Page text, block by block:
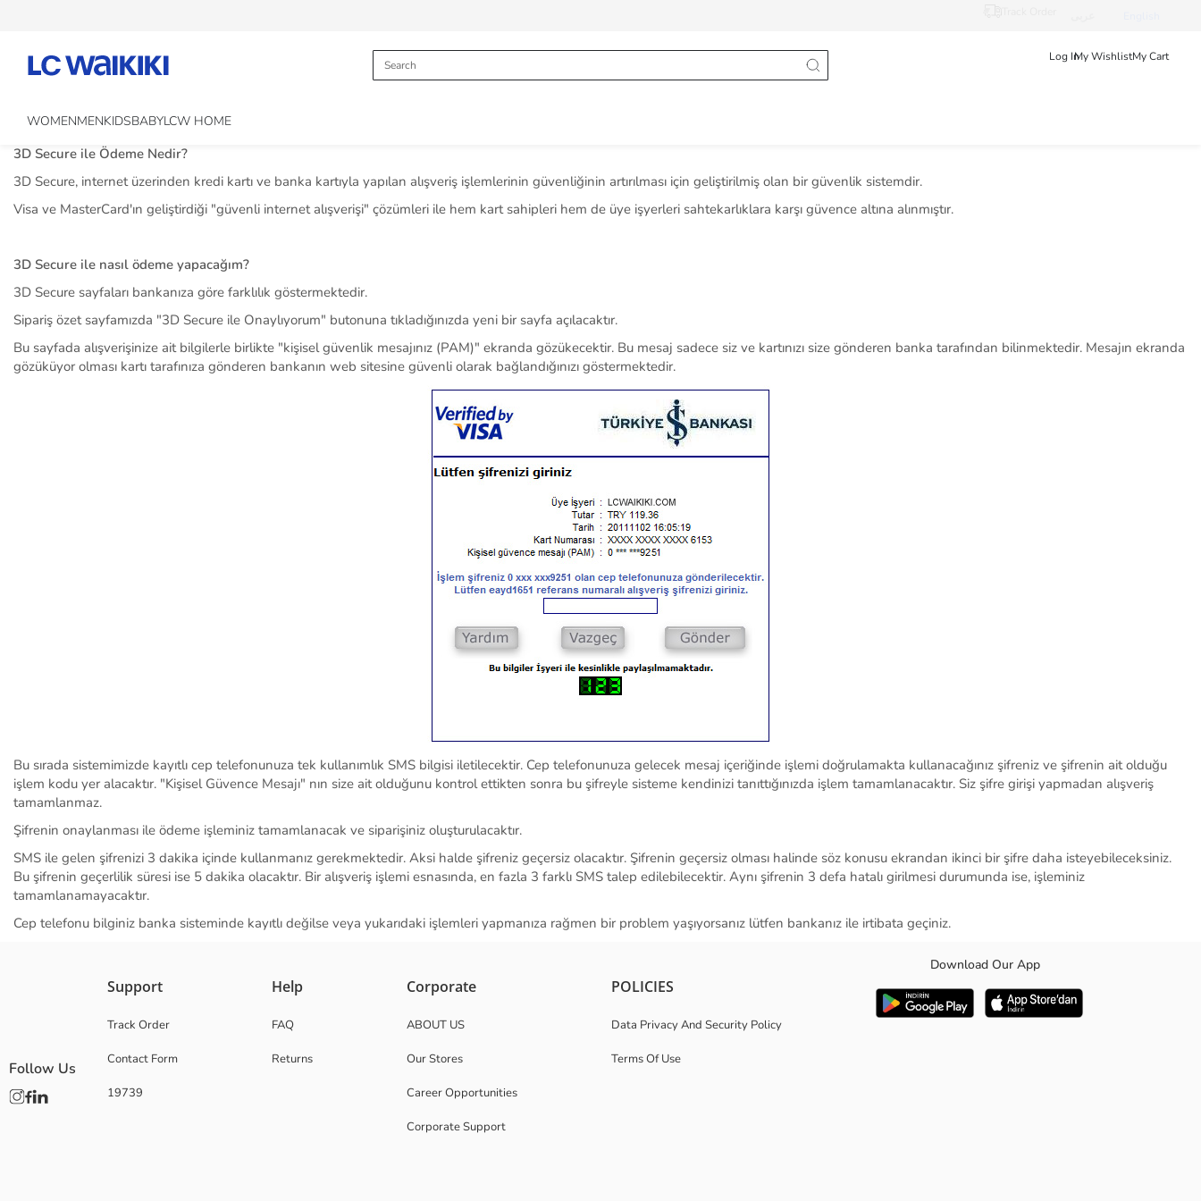
Log InMy WishlistMy Cart
WOMENMENKIDSBABYLCW HOME
3D Secure ile Ödeme Nedir?
3D Secure, internet üzerinden kredi kartı ve banka kartıyla yapılan alışveriş işlemlerinin güvenliğinin artırılması için geliştirilmiş olan bir güvenlik sistemdir.
Visa ve MasterCard'ın geliştirdiği "güvenli internet alışverişi" çözümleri ile hem kart sahipleri hem de üye işyerleri sahtekarlıklara karşı güvence altına alınmıştır.
3D Secure ile nasıl ödeme yapacağım?
3D Secure sayfaları bankanıza göre farklılık göstermektedir.
Sipariş özet sayfamızda "3D Secure ile Onaylıyorum" butonuna tıkladığınızda yeni bir sayfa açılacaktır.
Bu sayfada alışverişinize ait bilgilerle birlikte "kişisel güvenlik mesajınız (PAM)" ekranda gözükecektir. Bu mesaj sadece siz ve kartınızı size gönderen banka tarafından bilinmektedir. Mesajın ekranda
gözüküyor olması kartı tarafınıza gönderen bankanın web sitesine güvenli olarak bağlandığınızı göstermektedir.
Bu sırada sistemimizde kayıtlı cep telefonunuza tek kullanımlık SMS bilgisi iletilecektir. Cep telefonunuza gelecek mesaj içeriğinde işlemi doğrulamakta kullanacağınız şifreniz ve şifrenin ait olduğu
işlem kodu yer alacaktır. "Kişisel Güvence Mesajı" nın size ait olduğunu kontrol ettikten sonra bu şifreyle sisteme kendinizi tanıttığınızda işlem tamamlanacaktır. Siz şifre girişi yapmadan alışveriş
tamamlanmaz.
Şifrenin onaylanması ile ödeme işleminiz tamamlanacak ve siparişiniz oluşturulacaktır.
SMS ile gelen şifrenizi 3 dakika içinde kullanmanız gerekmektedir. Aksi halde şifreniz geçersiz olacaktır. Şifrenin geçersiz olması halinde söz konusu ekrandan ikinci bir şifre daha isteyebileceksiniz.
Bu şifrenin geçerlilik süresi ise 5 dakika olacaktır. Bir alışveriş işlemi esnasında, en fazla 3 farklı SMS talep edilebilecektir. Aynı şifrenin 3 defa hatalı girilmesi durumunda ise, işleminiz
tamamlanamayacaktır.
Cep telefonu bilginiz banka sisteminde kayıtlı değilse veya yukarıdaki işlemleri yapmanıza rağmen bir problem yaşıyorsanız lütfen bankanız ile irtibata geçiniz.
Support
Track Order
Contact Form
19739
Help
FAQ
Returns
Corporate
ABOUT US
Our Stores
Career Opportunities
Corporate Support
POLICIES
Data Privacy And Security Policy
Terms Of Use
Download Our App
Follow Us